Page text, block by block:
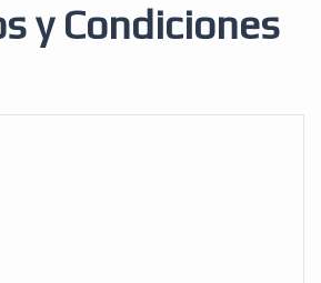
y Condiciones